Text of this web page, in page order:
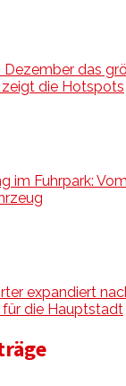
das
die Hotspots
im Fuhrpark:
expandiert
für die Hauptstadt